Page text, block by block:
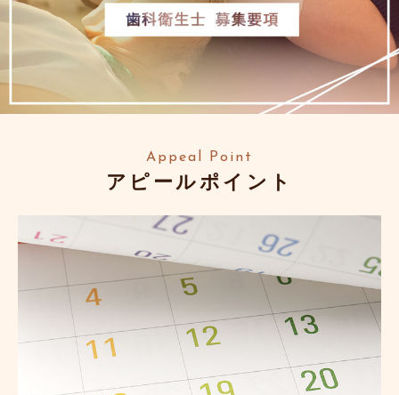
Appeal Point
アピールポイント